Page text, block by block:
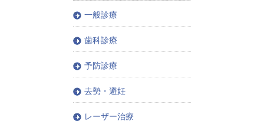
一般診療
歯科診療
予防診療
去勢・避妊
レーザー治療